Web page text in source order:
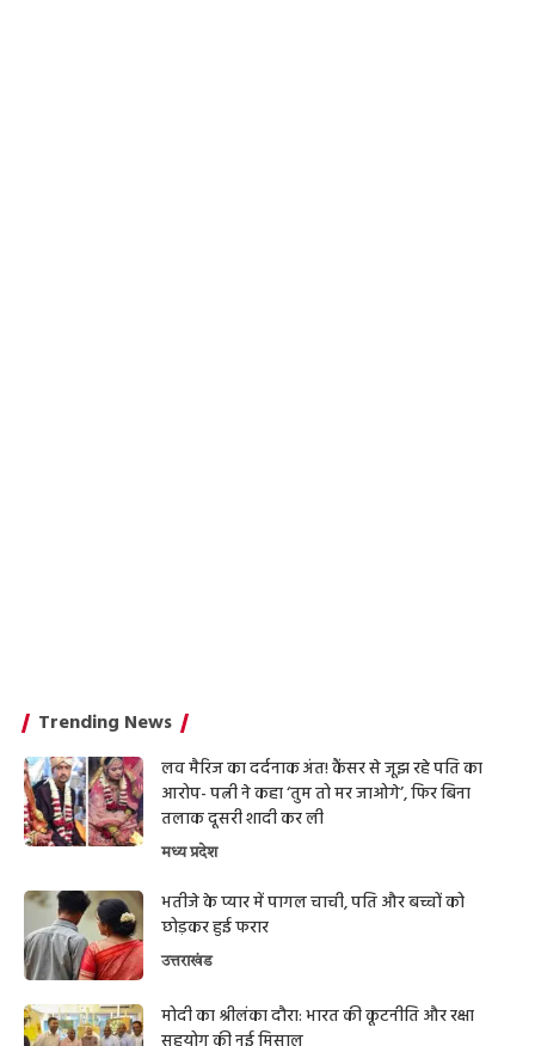
Trending News
लव मैरिज का दर्दनाक अंत! कैंसर से जूझ रहे पति का
आरोप- पत्नी ने कहा ‘तुम तो मर जाओगे’, फिर बिना
तलाक दूसरी शादी कर ली
मध्य प्रदेश
भतीजे के प्यार में पागल चाची, पति और बच्चों को
छोड़कर हुई फरार
उत्तराखंड
मोदी का श्रीलंका दौरा: भारत की कूटनीति और रक्षा